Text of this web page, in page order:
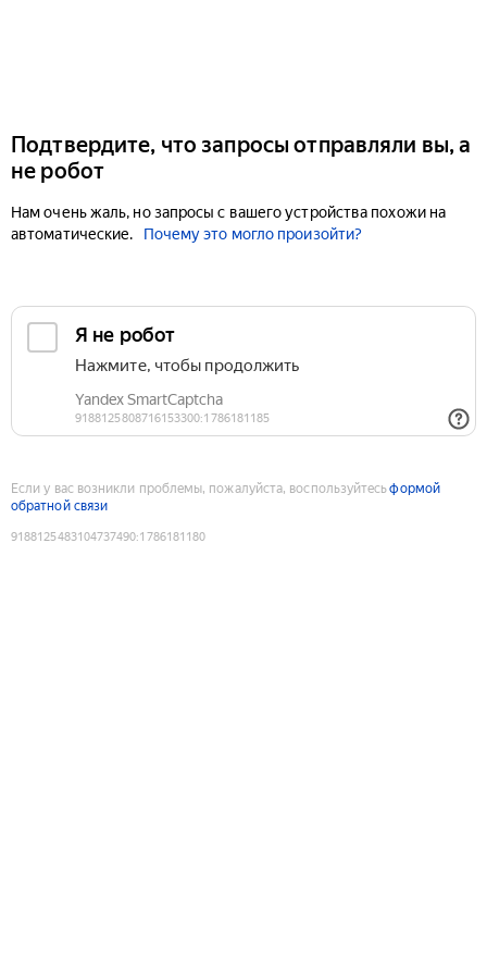
Подтвердите, что запросы отправляли вы, а
не робот
Нам очень жаль, но запросы с вашего устройства похожи на
автоматические.
Почему это могло произойти?
Если у вас возникли проблемы, пожалуйста, воспользуйтесьформой
обратной связи
9188125483104737490:1786181180